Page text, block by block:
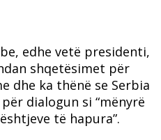
edhe vetë presidenti,
shqetësimet për
dhe ka thënë se Serbia
dialogun si “mënyrë
të hapura”.